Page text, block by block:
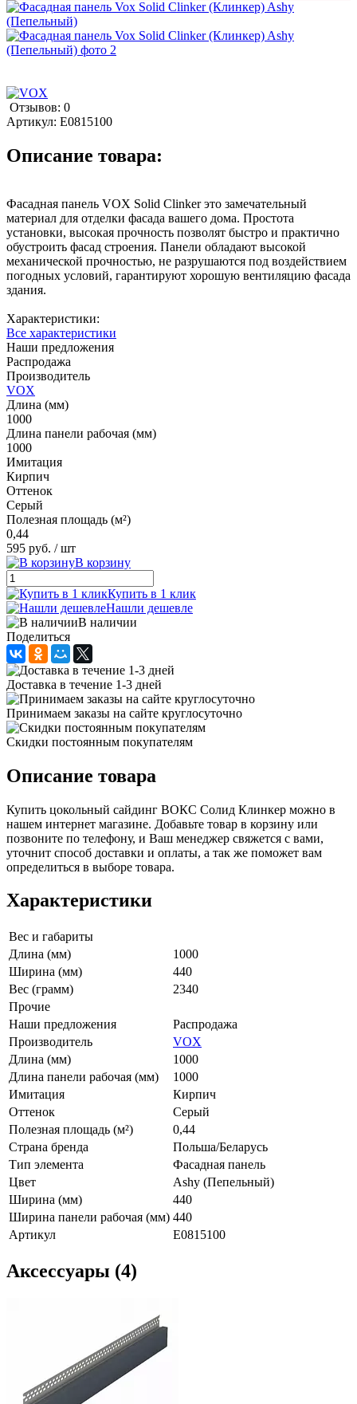
Отзывов: 0
Артикул: E0815100
Описание товара:
Фасадная панель VOX Solid Clinker это замечательный
материал для отделки фасада вашего дома. Простота
установки, высокая прочность позволят быстро и практично
обустроить фасад строения. Панели обладают высокой
механической прочностью, не разрушаются под воздействием
погодных условий, гарантируют хорошую вентиляцию фасада
здания.
Характеристики:
Все характеристики
Наши предложения
Распродажа
Производитель
VOX
Длина (мм)
1000
Длина панели рабочая (мм)
1000
Имитация
Кирпич
Оттенок
Серый
Полезная площадь (м²)
0,44
595 руб. / шт
В корзину
Купить в 1 клик
Нашли дешевле
В наличии
Поделиться
Доставка в течение 1-3 дней
Принимаем заказы на сайте круглосуточно
Скидки постоянным покупателям
Описание товара
Купить цокольный сайдинг ВОКС Солид Клинкер можно в
нашем интернет магазине. Добавьте товар в корзину или
позвоните по телефону, и Ваш менеджер свяжется с вами,
уточнит способ доставки и оплаты, а так же поможет вам
определиться в выборе товара.
Характеристики
Вес и габариты
Длина (мм)
1000
Ширина (мм)
440
Вес (грамм)
2340
Прочие
Наши предложения
Распродажа
Производитель
VOX
Длина (мм)
1000
Длина панели рабочая (мм)
1000
Имитация
Кирпич
Оттенок
Серый
Полезная площадь (м²)
0,44
Страна бренда
Польша/Беларусь
Тип элемента
Фасадная панель
Цвет
Ashy (Пепельный)
Ширина (мм)
440
Ширина панели рабочая (мм) 440
Артикул
E0815100
Аксессуары (4)